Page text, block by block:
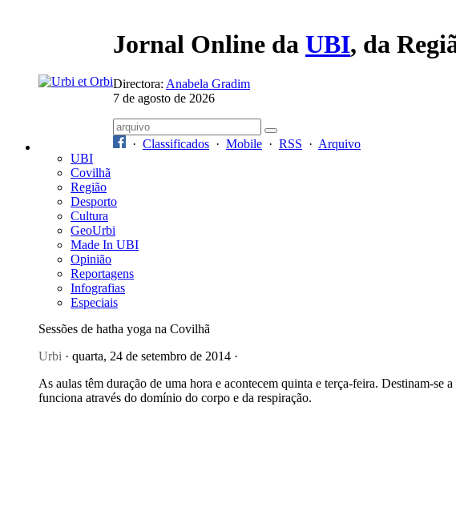
Jornal Online da UBI, da
Directora: Anabela Gradim
7 de agosto de 2026
· Classificados · Mobile · RSS · Arquivo
UBI
Covilhã
Região
Desporto
Cultura
GeoUrbi
Made In UBI
Opinião
Reportagens
Infografias
Especiais
Sessões de hatha yoga na Covilhã
Urbi · quarta, 24 de setembro de 2014 ·
As aulas têm duração de uma hora e acontecem quinta e terça-feira. Destinam-se
funciona através do domínio do corpo e da respiração.